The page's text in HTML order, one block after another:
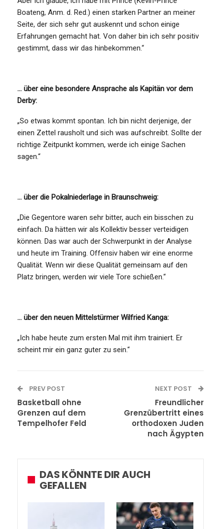
Boateng, Anm. d. Red.) einen starken Partner an meiner
Seite, der sich sehr gut auskennt und schon einige
Erfahrungen gemacht hat. Von daher bin ich sehr positiv
gestimmt, dass wir das hinbekommen.“
… über eine besondere Ansprache als Kapitän vor dem
Derby:
„So etwas kommt spontan. Ich bin nicht derjenige, der
einen Zettel rausholt und sich was aufschreibt. Sollte der
richtige Zeitpunkt kommen, werde ich einige Sachen
sagen.“
… über die Pokalniederlage in Braunschweig:
„Die Gegentore waren sehr bitter, auch ein bisschen zu
einfach. Da hätten wir als Kollektiv besser verteidigen
können. Das war auch der Schwerpunkt in der Analyse
und heute im Training. Offensiv haben wir eine enorme
Qualität. Wenn wir diese Qualität gemeinsam auf den
Platz bringen, werden wir viele Tore schießen.“
… über den neuen Mittelstürmer Wilfried Kanga:
„Ich habe heute zum ersten Mal mit ihm trainiert. Er
scheint mir ein ganz guter zu sein.“
PREV POST
Basketball ohne
Grenzen auf dem
Tempelhofer Feld
NEXT POST
Freundlicher
Grenzübertritt eines
orthodoxen Juden
nach Ägypten
DAS KÖNNTE DIR AUCH
GEFALLEN